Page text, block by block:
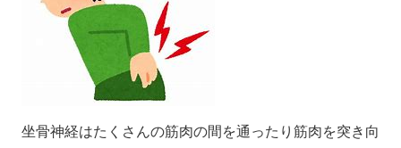
坐骨神経はたくさんの筋肉の間を通ったり筋肉を突き向